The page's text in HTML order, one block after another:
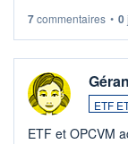
7commentaires • 0
ETF